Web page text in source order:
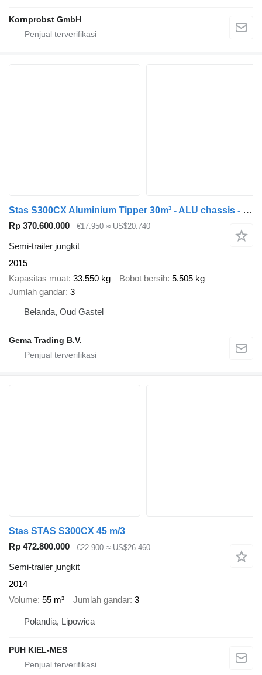
Kornprobst GmbH
Stas S300CX Aluminium Tipper 30m³ - ALU chassis - Teflon Floor Plate
Rp 370.600.000 €17.950 ≈ US$20.740
Semi-trailer jungkit
2015
Kapasitas muat 33.550 kg Bobot bersih 5.505 kg
Jumlah gandar 3
Belanda, Oud Gastel
Gema Trading B.V.
Stas STAS S300CX 45 m/3
Rp 472.800.000
€22.900 ≈ US$26.460
Semi-trailer jungkit
2014
Volume 55 m³ Jumlah gandar 3
Polandia, Lipowica
PUH KIEL-MES